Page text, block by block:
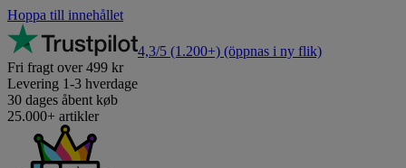
Hoppa till innehållet
4,3/5 (1.200+) (öppnas i ny flik)
Fri fragt over 499 kr
Levering 1-3 hverdage
30 dages åbent køb
25.000+ artikler